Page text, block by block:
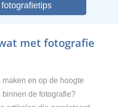
met fotografie
en op de hoogte
de fotografie?